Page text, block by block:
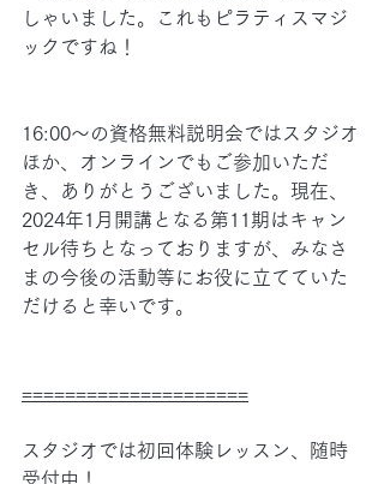
しゃいました。これもピラティスマジ
ックですね！
16:00～の資格無料説明会ではスタジオ
ほか、オンラインでもご参加いただ
き、ありがとうございました。現在、
2024年1月開講となる第11期はキャン
セル待ちとなっておりますが、みなさ
まの今後の活動等にお役に立てていた
だけると幸いです。
=====================
スタジオでは初回体験レッスン、随時
受付中！